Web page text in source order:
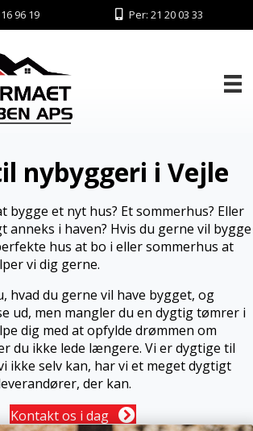
96 19 Per: 21 20 03 33
nybyggeri i Vejle
bygge et nyt hus? Et sommerhus? Eller
anneks i haven? Hvis du gerne vil bygge
hus at bo i eller sommerhus at
vi dig gerne.
hvad du gerne vil have bygget, og
ud, men mangler du en dygtig tømrer i
dig med at opfylde drømmen om
du ikke lede længere. Vi er dygtige til
ikke selv kan, har vi et meget dygtigt
der kan.
Kontakt os i dag